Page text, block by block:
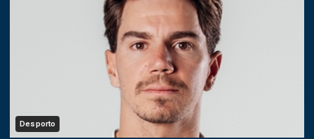
Desporto